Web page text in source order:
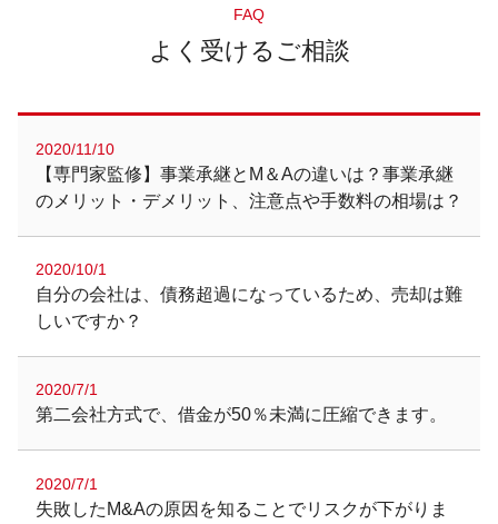
FAQ
よく受けるご相談
2020/11/10
【専門家監修】事業承継とM＆Aの違いは？事業承継
のメリット・デメリット、注意点や手数料の相場は？
2020/10/1
自分の会社は、債務超過になっているため、売却は難
しいですか？
2020/7/1
第二会社方式で、借金が50％未満に圧縮できます。
2020/7/1
失敗したM&Aの原因を知ることでリスクが下がりま